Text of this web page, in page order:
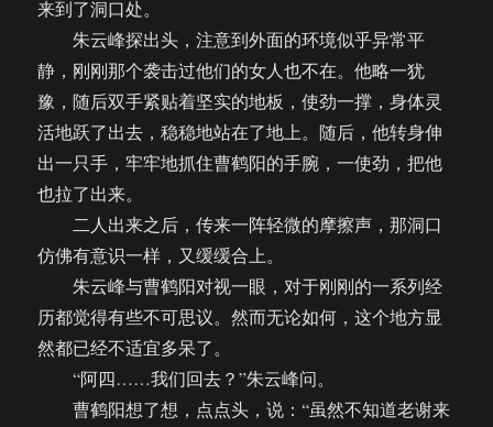
来到了洞口处。
朱云峰探出头，注意到外面的环境似乎异常平
静，刚刚那个袭击过他们的女人也不在。他略一犹
豫，随后双手紧贴着坚实的地板，使劲一撑，身体灵
活地跃了出去，稳稳地站在了地上。随后，他转身伸
出一只手，牢牢地抓住曹鹤阳的手腕，一使劲，把他
也拉了出来。
二人出来之后，传来一阵轻微的摩擦声，那洞口
仿佛有意识一样，又缓缓合上。
朱云峰与曹鹤阳对视一眼，对于刚刚的一系列经
历都觉得有些不可思议。然而无论如何，这个地方显
然都已经不适宜多呆了。
“阿四……我们回去？”朱云峰问。
曹鹤阳想了想，点点头，说：“虽然不知道老谢来